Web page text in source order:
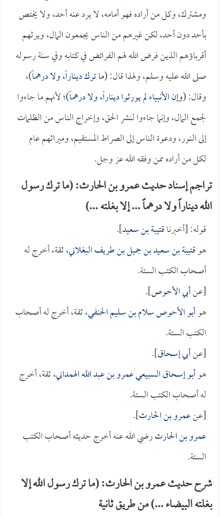
ومشترك، وكل من أراده فهو أمامه، لا يرد عنه أحد، ولا يختص
بأحد دون أحد، لكن غيرهم من الناس يجمعون المال، ويرثهم
أقرباؤهم الذين فرض الله لهم الفرائض في كتابه وفي سنة رسوله
صلى الله عليه وسلم، ولهذا قال: (ما ترك ديناراً، ولا درهماً)،
وقال: (وإن الأنبياء لم يورثوا ديناراً، ولا درهماً)؛ لأنهم ما جاءوا
لجمع المال، وإنما جاءوا لنشر الحق، وإخراج الناس من الظلمات
إلى النور، ودعوة الناس إلى الصراط المستقيم، وميراثهم عام
لكل من أراده ممن وفقه الله عز وجل.
تراجم إسناد حديث عمرو بن الحارث: (ما ترك رسول
الله ديناراً ولا درهماً ... إلا بغلته ...)
قوله: [أخبرناقتيبة بن سعيد].
هوقتيبة بن سعيد بن جميل بن طريف البغلاني، ثقة، أخرج له
أصحاب الكتب الستة.
[عنأبي الأحوص].
هوأبو الأحوص سلام بن سليم الحنفي، ثقة، أخرج له أصحاب
الكتب الستة.
[عنأبي إسحاق].
هوأبو إسحاق السبيعي عمرو بن عبد الله الهمداني، ثقة، أخرج
له أصحاب الكتب الستة.
[عنعمرو بن الحارث].
عمرو بن الحارثرضي الله عنه أخرج حديثه أصحاب الكتب
الستة.
شرح حديث عمرو بن الحارث: (ما ترك رسول الله إلا
بغلته البيضاء ...) من طريق ثانية